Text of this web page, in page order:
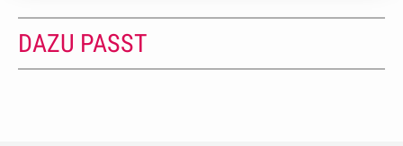
DAZU PASST